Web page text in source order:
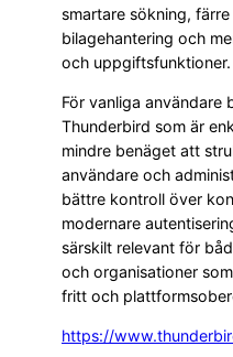
smartare sökning,
bilagehantering och
och uppgiftsfunktioner.
För vanliga
Thunderbird som är
mindre benäget att
användare och
bättre kontroll över
modernare
särskilt relevant för
och organisationer
fritt och
https://